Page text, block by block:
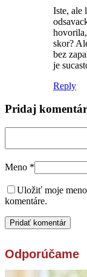
Iste, ale
skor?
bez
je
Reply
Pridaj komentár
Meno *
Uložiť moje
komentáre.
Odporúčame